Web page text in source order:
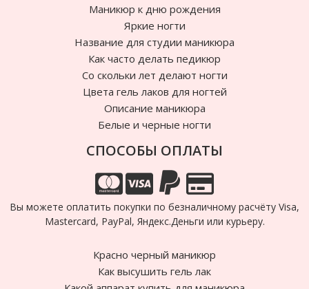
Маникюр к дню рождения
Яркие ногти
Название для студии маникюра
Как часто делать педикюр
Cо скольки лет делают ногти
Цвета гель лаков для ногтей
Описание маникюра
Белые и черные ногти
СПОСОБЫ ОПЛАТЫ
Вы можете оплатить покупки по безналичному расчёту Visa,
Mastercard, PayPal, Яндекс.Деньги или курьеру.
Красно черный маникюр
Как высушить гель лак